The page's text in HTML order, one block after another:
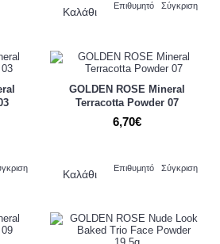
Καλάθι Επιθυμητό Σύγκριση
GOLDEN ROSE Mineral
Terracotta Powder 07
6,70€
Καλάθι Επιθυμητό Σύγκριση